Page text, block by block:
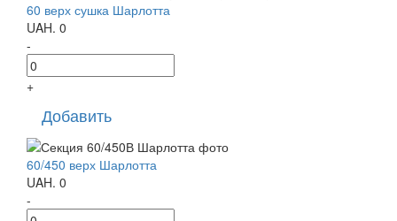
60 верх сушка Шарлотта
UAH. 0
-
+
Добавить
60/450 верх Шарлотта
UAH. 0
-